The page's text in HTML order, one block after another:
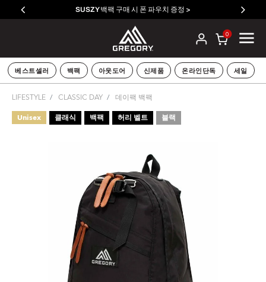
SUSZY 백팩 구매 시 폰 파우치 증정 >
0
베스트셀러 백팩 아웃도어 신제품 온라인단독 세일
LIFESTYLE CLASSIC DAY 데이팩 백팩
Unisex 클래식 백팩 허리 벨트 블랙